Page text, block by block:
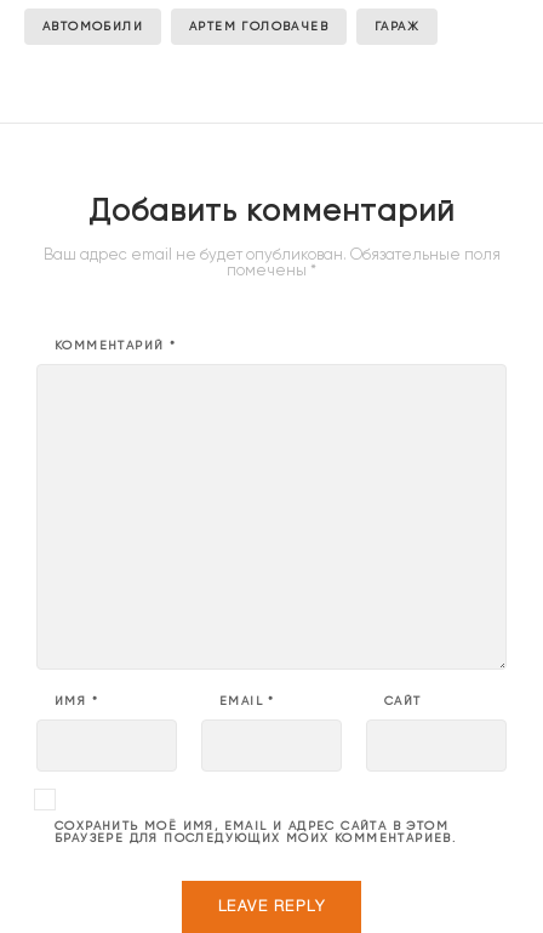
АВТОМОБИЛИ АРТЕМ ГОЛОВАЧЕВ ГАРАЖ
Добавить комментарий
Ваш адрес email не будет опубликован. Обязательные поля
помечены *
КОММЕНТАРИЙ *
ИМЯ * EMAIL* САЙТ
СОХРАНИТЬ МОЁ ИМЯ, EMAIL И АДРЕС САЙТА В ЭТОМ
БРАУЗЕРЕ ДЛЯ ПОСЛЕДУЮЩИХ МОИХ КОММЕНТАРИЕВ.